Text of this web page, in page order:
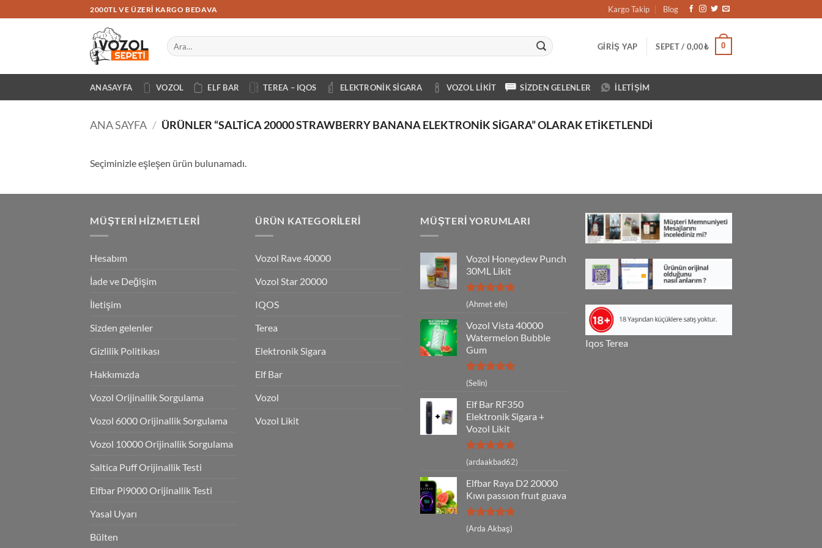
atla
2000TL VE ÜZERI KARGO BEDAVA Kargo Takip Blog
Ara:
GIRIŞ YAP SEPET / 0,00₺ 0
ANASAYFA VOZOL ELF BAR TEREA – IQOS ELEKTRONIK SIGARA VOZOL LIKIT SIZDEN GELENLER İLETIŞIM
ANA SAYFA / ÜRÜNLER “SALTICA 20000 STRAWBERRY BANANA ELEKTRONIK SIGARA” OLARAK ETIKETLENDI
Seçiminizle eşleşen ürün bulunamadı.
MÜŞTERI HIZMETLERI
Hesabım
İade ve Değişim
İletişim
Sizden gelenler
Gizlilik Politikası
Hakkımızda
Vozol Orijinallik Sorgulama
Vozol 6000 Orijinallik Sorgulama
Vozol 10000 Orijinallik Sorgulama
Saltica Puff Orijinallik Testi
Elfbar Pi9000 Orijinallik Testi
Yasal Uyarı
Bülten
ÜRÜN KATEGORILERI
Vozol Rave 40000
Vozol Star 20000
IQOS
Terea
Elektronik Sigara
Elf Bar
Vozol
Vozol Likit
MÜŞTERI YORUMLARI
Vozol Honeydew Punch
30ML Likit
5 üzerinden
5
(Ahmet efe)
Vozol Vista 40000
Watermelon Bubble
Gum
5 üzerinden
5
oy aldı
(Selin)
Elf Bar RF350
Elektronik Sigara +
Vozol Likit
5 üzerinden
5
(ardaakbad62)
Elfbar Raya D2 20000
Kıwı passıon fruıt guava
5 üzerinden
5
(Arda Akbaş)
Iqos Terea